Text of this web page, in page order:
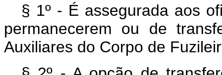
§ 1º - É assegurada aos
permanecerem ou de
Auxiliares do Corpo de